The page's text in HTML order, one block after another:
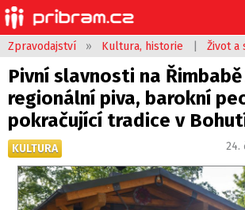
Zpravodajství » Kultura, historie Život a
Pivní slavnosti na Řimbabě
regionální piva, barokní
pokračující tradice v
KULTURA 24.